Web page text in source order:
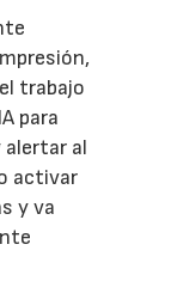
trabajo
para
al
activar
y va